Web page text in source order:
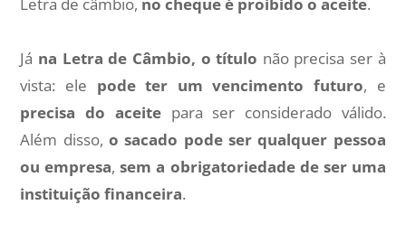
Letra de câmbio, no cheque é proibido o aceite.
Já na Letra de Câmbio, o título não precisa ser à
vista: ele pode ter um vencimento futuro, e
precisa do aceite para ser considerado válido.
Além disso,o sacado pode ser qualquer pessoa
ou empresa,sem a obrigatoriedade de ser uma
instituição financeira.